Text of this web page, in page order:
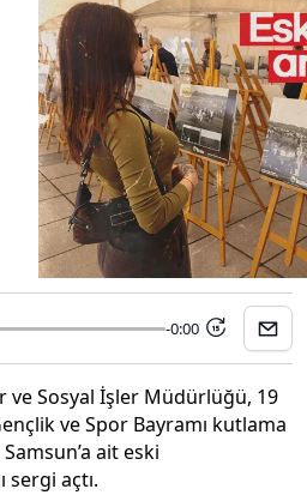
-0:00 15
ve Sosyal İşler Müdürlüğü, 19
ve Spor Bayramı kutlama
ait eski
sergi açtı.